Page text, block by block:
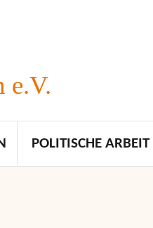
e.V.
POLITISCHE ARBEIT